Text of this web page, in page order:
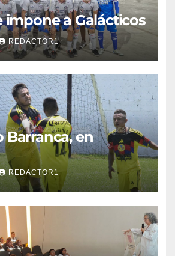
impone a Galácticos
REDACTOR1
Barranca, en
REDACTOR1